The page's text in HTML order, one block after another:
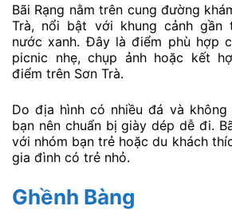
Bãi Rạng nằm trên cung đường
Trà, nổi bật với khung cảnh gần
nước xanh. Đây là điểm phù hợp
picnic nhẹ, chụp ảnh hoặc kết
điểm trên Sơn Trà.
Do địa hình có nhiều đá và không
bạn nên chuẩn bị giày dép dễ đi.
với nhóm bạn trẻ hoặc du khách
gia đình có trẻ nhỏ.
Ghềnh Bàng